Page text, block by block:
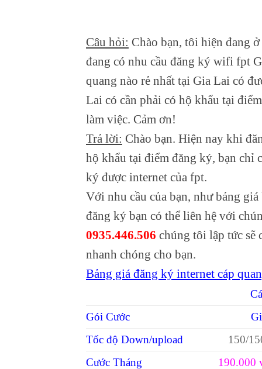
Câu hỏi: Chào bạn, tôi hiện đang
đang có nhu cầu đăng ký wifi fpt
quang nào rẻ nhất tại Gia Lai có
Lai có cần phải có hộ khẩu tại
làm việc. Cảm ơn!
Trả lời: Chào bạn. Hiện nay khi
hộ khẩu tại điểm đăng ký, bạn chỉ
ký được internet của fpt.
Với nhu cầu của bạn, như bảng
đăng ký bạn có thể liên hệ với
0935.446.506 chúng tôi lập tức sẽ
nhanh chóng cho bạn.
Bảng giá đăng ký internet cáp
Gói Cước
Tốc độ Down/upload
150/
Cước Tháng
190.000